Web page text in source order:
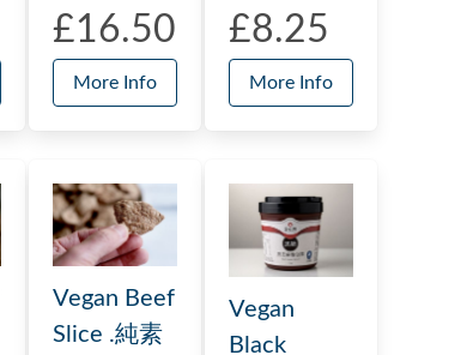
£16.50
More Info
£8.25
More Info
Vegan Beef
Slice .純素
Vegan
Black